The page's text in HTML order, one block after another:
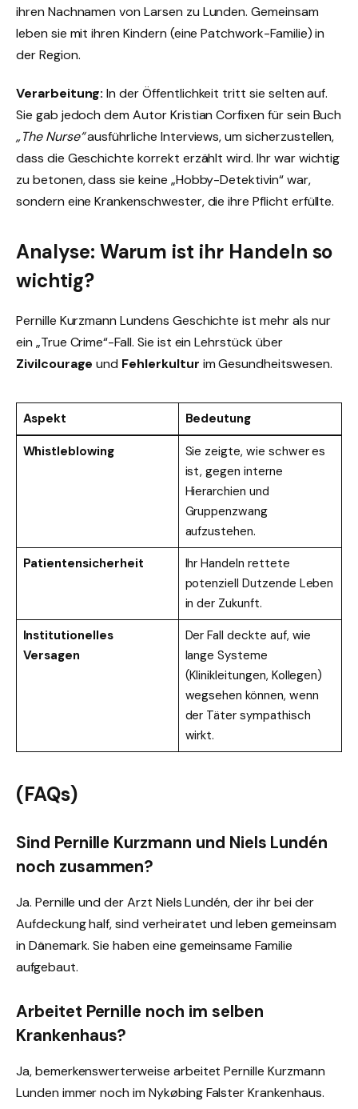
ihren Nachnamen von Larsen zu Lunden. Gemeinsam
leben sie mit ihren Kindern (eine Patchwork-Familie) in
der Region.
Verarbeitung: In der Öffentlichkeit tritt sie selten auf.
Sie gab jedoch dem Autor Kristian Corfixen für sein Buch
„The Nurse“ausführliche Interviews, um sicherzustellen,
dass die Geschichte korrekt erzählt wird. Ihr war wichtig
zu betonen, dass sie keine „Hobby-Detektivin“ war,
sondern eine Krankenschwester, die ihre Pflicht erfüllte.
Analyse: Warum ist ihr Handeln so
wichtig?
Pernille Kurzmann Lundens Geschichte ist mehr als nur
ein „True Crime“-Fall. Sie ist ein Lehrstück über
Zivilcourage und Fehlerkultur im Gesundheitswesen.
Aspekt Bedeutung
Whistleblowing
Sie zeigte, wie schwer es
ist, gegen interne
Hierarchien und
Gruppenzwang
aufzustehen.
Patientensicherheit
Ihr Handeln rettete
potenziell Dutzende Leben
in der Zukunft.
Institutionelles
Versagen
Der Fall deckte auf, wie
lange Systeme
(Klinikleitungen, Kollegen)
wegsehen können, wenn
der Täter sympathisch
wirkt.
(FAQs)
Sind Pernille Kurzmann und Niels Lundén
noch zusammen?
Ja. Pernille und der Arzt Niels Lundén, der ihr bei der
Aufdeckung half, sind verheiratet und leben gemeinsam
in Dänemark. Sie haben eine gemeinsame Familie
aufgebaut.
Arbeitet Pernille noch im selben
Krankenhaus?
Ja, bemerkenswerterweise arbeitet Pernille Kurzmann
Lunden immer noch im Nykøbing Falster Krankenhaus.